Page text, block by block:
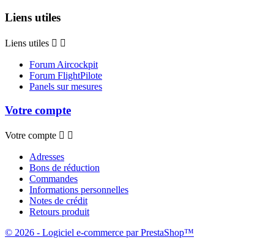
Liens utiles
Liens utiles  
Forum Aircockpit
Forum FlightPilote
Panels sur mesures
Votre compte
Votre compte  
Adresses
Bons de réduction
Commandes
Informations personnelles
Notes de crédit
Retours produit
© 2026 - Logiciel e-commerce par PrestaShop™